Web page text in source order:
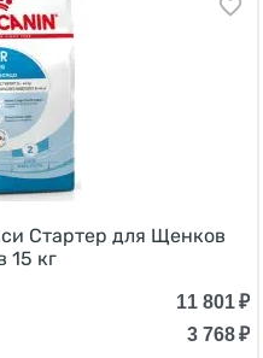
Стартер для Щенков
15 кг
11 801₽
3 768₽